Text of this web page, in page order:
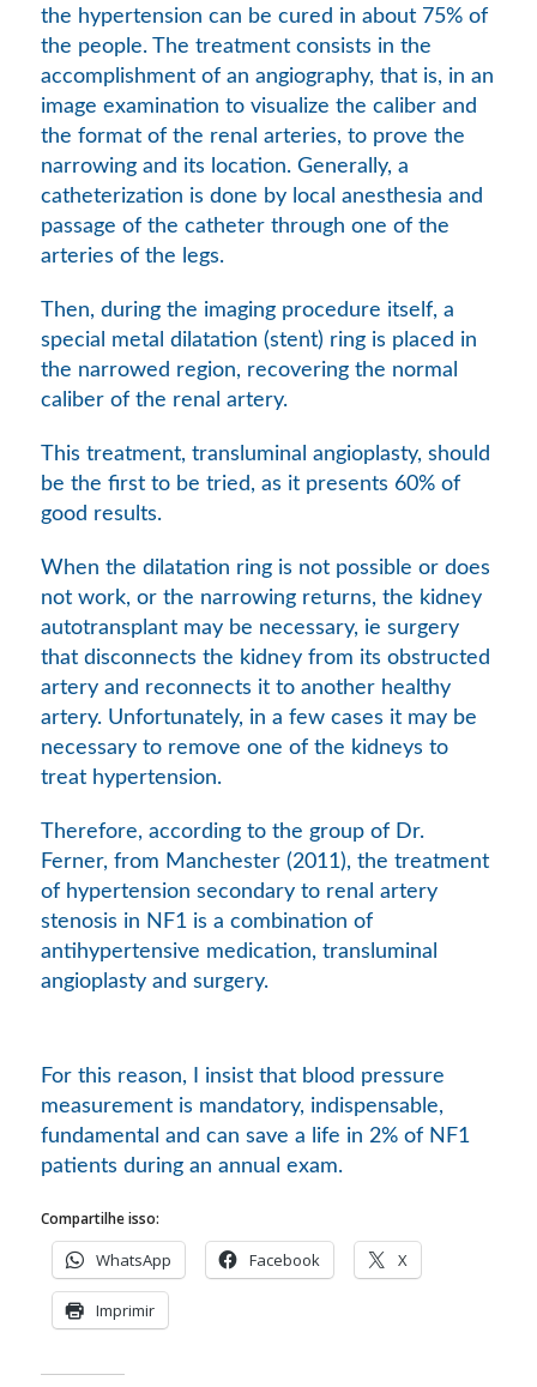
the hypertension can be cured in about 75% of
the people. The treatment consists in the
accomplishment of an angiography, that is, in an
image examination to visualize the caliber and
the format of the renal arteries, to prove the
narrowing and its location. Generally, a
catheterization is done by local anesthesia and
passage of the catheter through one of the
arteries of the legs.
Then, during the imaging procedure itself, a
special metal dilatation (stent) ring is placed in
the narrowed region, recovering the normal
caliber of the renal artery.
This treatment, transluminal angioplasty, should
be the first to be tried, as it presents 60% of
good results.
When the dilatation ring is not possible or does
not work, or the narrowing returns, the kidney
autotransplant may be necessary, ie surgery
that disconnects the kidney from its obstructed
artery and reconnects it to another healthy
artery. Unfortunately, in a few cases it may be
necessary to remove one of the kidneys to
treat hypertension.
Therefore, according to the group of Dr.
Ferner, from Manchester (2011), the treatment
of hypertension secondary to renal artery
stenosis in NF1 is a combination of
antihypertensive medication, transluminal
angioplasty and surgery.
For this reason, I insist that blood pressure
measurement is mandatory, indispensable,
fundamental and can save a life in 2% of NF1
patients during an annual exam.
Compartilhe isso:
WhatsApp Facebook X
Imprimir